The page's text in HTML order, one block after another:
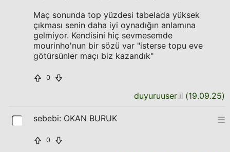
Maç sonunda top yüzdesi tabelada yüksek
çıkması senin daha iyi oynadığın anlamına
gelmiyor. Kendisini hiç sevmesemde
mourinho'nun bir sözü var "isterse topu eve
götürsünler maçı biz kazandık"
0
duyuruuser (19.09.25)
sebebi: OKAN BURUK
0